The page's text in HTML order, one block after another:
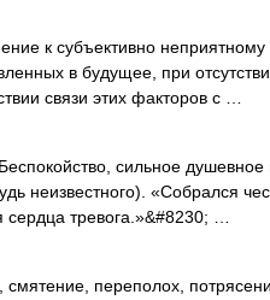
к субъективно
в будущее, при
связи этих факторов с …
сильное душевное
неизвестного). «Собрался
тревога.»&#8230; …
переполох,